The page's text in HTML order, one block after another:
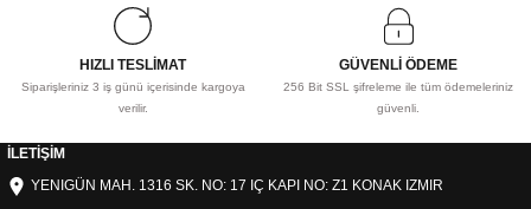
HIZLI TESLİMAT
Siparişleriniz 3 iş günü içerisinde kargoya
verilir.
GÜVENLİ ÖDEME
256 Bit SSL şifreleme ile tüm ödemeleriniz
güvenli.
İLETİŞİM
YENIGÜN MAH. 1316 SK. NO: 17 IÇ KAPI NO: Z1 KONAK IZMIR